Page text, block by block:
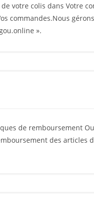
votre colis dans Votre
commandes.Nous
».
de remboursement
des articles